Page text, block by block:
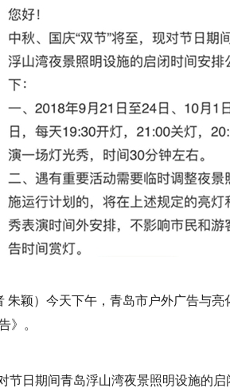
朱颖）今天下午，青岛市户外广告与
》。
节日期间青岛浮山湾夜景照明设施的